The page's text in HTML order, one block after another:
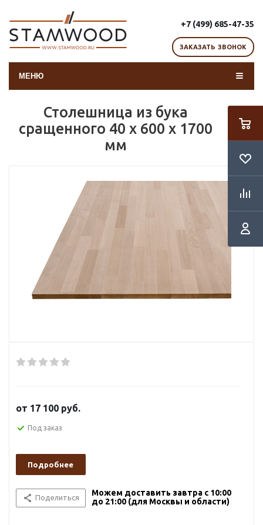
+7 (499) 685-47-35
ЗАКАЗАТЬ ЗВОНОК
МЕНЮ
Столешница из бука
сращенного 40 х 600 х 1700
мм
от 17 100 руб.
Под заказ
Подробнее
Поделиться
Можем доставить завтра с 10:00
до 21:00 (для Москвы и области)